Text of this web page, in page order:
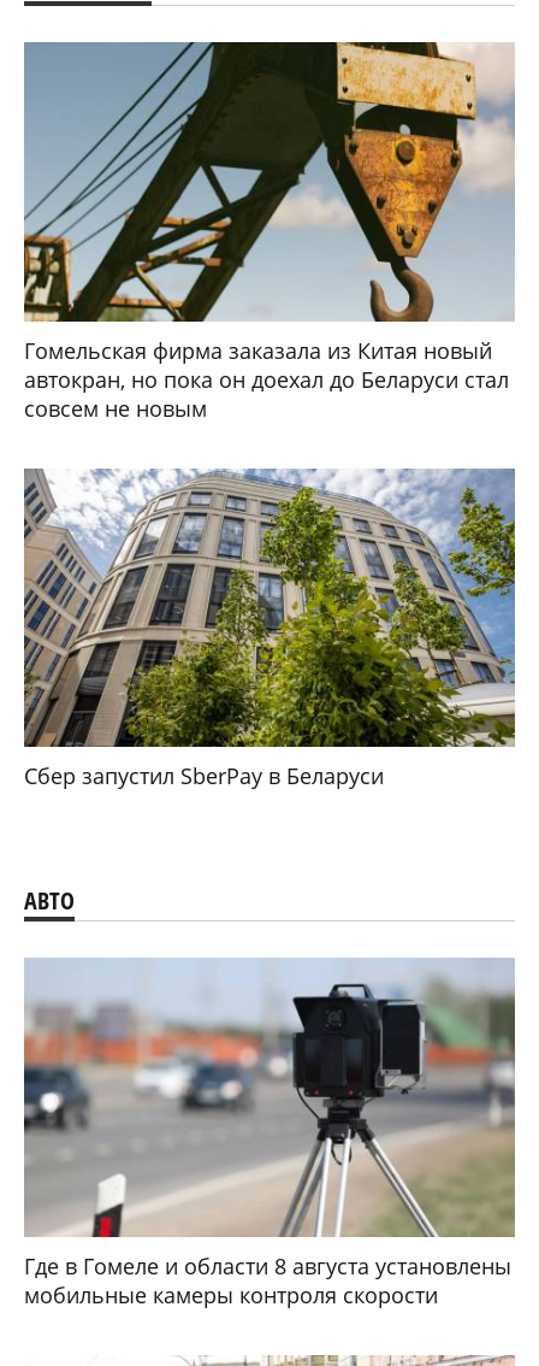
Гомельская фирма заказала из Китая новый
автокран, но пока он доехал до Беларуси стал
совсем не новым
Сбер запустил SberPay в Беларуси
АВТО
Где в Гомеле и области 8 августа установлены
мобильные камеры контроля скорости